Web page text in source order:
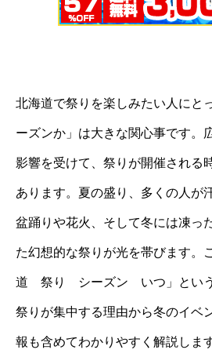
北海道で祭りを楽しみたい人にと
ーズンか」は大きな関心事です。
影響を受けて、祭りが開催される
あります。夏の盛り、多くの人が
盆踊りや花火、そして冬には凍っ
た幻想的な祭りが光を帯びます。
道 祭り シーズン いつ」という
祭りが集中する理由から冬のイベ
報も含めてわかりやすく解説します